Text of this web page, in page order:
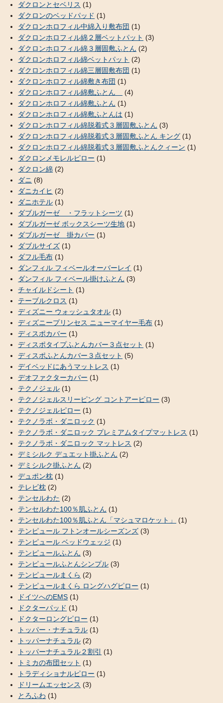
ダクロンとセベリス (1)
ダクロンのベッドパッド (1)
ダクロンホロフィル中綿入り敷布団 (1)
ダクロンホロフィル綿２層ベットパット (3)
ダクロンホロフィル綿３層固敷ふとん (2)
ダクロンホロフィル綿ベットパット (2)
ダクロンホロフィル綿三層固敷布団 (1)
ダクロンホロフィル綿敷き布団 (1)
ダクロンホロフィル綿敷ふとん
(4)
ダクロンホロフィル綿敷ふとん (1)
ダクロンホロフィル綿敷ふとんは (1)
ダクロンホロフィル綿脱着式３層固敷ふとん (3)
ダクロンホロフィル綿脱着式３層固敷ふとん キング (1)
ダクロンホロフィル綿脱着式３層固敷ふとんクィーン (1)
ダクロンメモレルピロー (1)
ダクロン綿 (2)
ダニ (8)
ダニカイヒ (2)
ダニホテル (1)
ダブルガーゼ ・フラットシーツ (1)
ダブルガーゼ ボックスシーツ生地 (1)
ダブルガーゼ 掛カバー (1)
ダブルサイズ (1)
ダフル毛布 (1)
ダンフィル フィベールオーバーレイ (1)
ダンフィル フィベール掛けふとん (3)
チャイルドシート (1)
テーブルクロス (1)
ディズニー ウォッシュタオル (1)
ディズニープリンセス ニューマイヤー毛布 (1)
ディスポカバー (1)
ディスポタイプふとんカバー３点セット (1)
ディスポふとんカバー３点セット (5)
デイベッドにあうマットレス (1)
デオファクターカバー (1)
テクノジェル (1)
テクノジェルスリーピング コントアーピロー (3)
テクノジェルピロー (1)
テクノラボ・ダニロック (1)
テクノラボ・ダニロック プレミアムタイプマットレス (1)
テクノラボ・ダニロック マットレス (2)
デミシルク デュエット掛ふとん (2)
デミシルク掛ふとん (2)
デュポン枕 (1)
テレビ枕 (2)
テンセルわた (2)
テンセルわた100％肌ふとん (1)
テンセルわた100％肌ふとん「マシュマロケット」
(1)
テンピュール フトンオールシーズンズ (3)
テンピュール ベッドウェッジ (1)
テンピュールふとん (3)
テンピュールふとんシンプル (3)
テンピュールまくら (2)
テンピュールまくら ロングハグピロー (1)
ドイツへのEMS (1)
ドクターパッド (1)
ドクターロングピロー (1)
トッパー・ナチュラル (1)
トッパーナチュラル (2)
トッパーナチュラル２割引
(1)
トミカの布団セット (1)
トラディショナルピロー (1)
ドリームエッセンス (3)
とろふわ (1)